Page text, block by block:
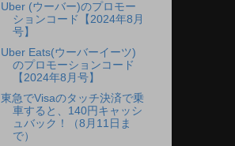
Uber (ウーバー)のプロモー
ションコード【2024年8月
号】
Uber Eats(ウーバーイーツ)
のプロモーションコード
【2024年8月号】
東急でVisaのタッチ決済で乗
車すると、140円キャッシ
ュバック！（8月11日ま
で）